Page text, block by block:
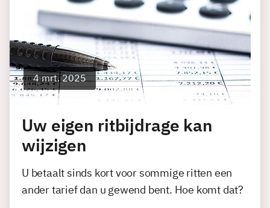
4 mrt. 2025
Uw eigen ritbijdrage kan
wijzigen
U betaalt sinds kort voor sommige ritten een
ander tarief dan u gewend bent. Hoe komt dat?